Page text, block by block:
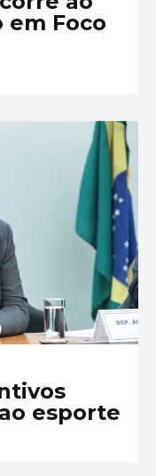
em Foco
esporte